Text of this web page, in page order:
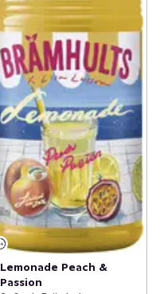
Lemonade Peach &
Passion